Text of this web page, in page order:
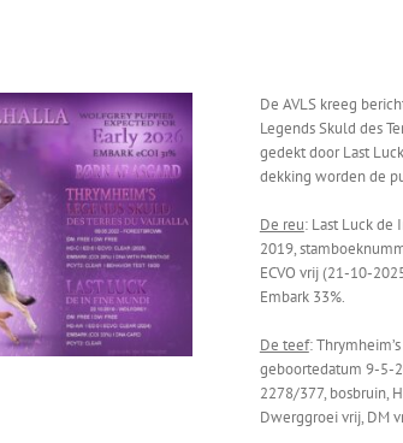
De AVLS kreeg
Legends Skuld des
gedekt door Last
dekking worden de
De reu: Last Luck de
2019,
ECVO vrij (21-10-
Embark 33%.
De teef:
geboortedatum 9-5-
2278/377, bosbruin,
Dwerggroei vrij, DM